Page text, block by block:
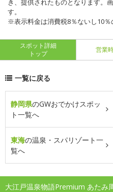
き、提供されたものとなります。
す。
※表示料金は消費税8％ないし10％
スポット詳細
トップ
営業
一覧に戻る
静岡県のGWおでかけスポッ
ト一覧へ
東海の温泉・スパリゾート一
覧へ
大江戸温泉物語Premium あたみ